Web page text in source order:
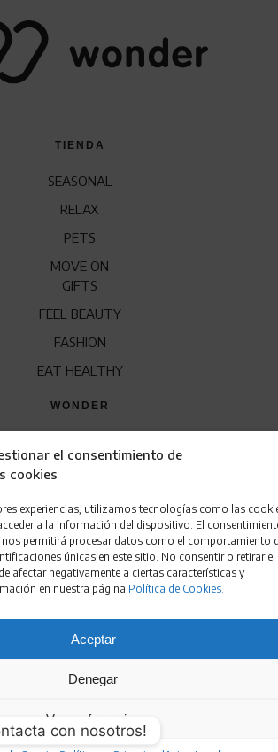
el consentimiento de
cookies
experiencias, utilizamos tecnologías como las
a la información del dispositivo. El
permitirá procesar datos como el comportamiento
únicas en este sitio. No consentir o retirar el
afectar negativamente a ciertas características y
en nuestra página Política de Cookies.
Aceptar
Denegar
Ver preferencias
TIENDA
SEASONAL
RELAX
PETS
MOVE ON
GIFTS
FEEL BEAUTY
FASHION
EAT HEALTHY
WONDER
CONTACTO
•Política de Privacidad•Condiciones de
de Cookies•Política de Cookies
con nosotros!